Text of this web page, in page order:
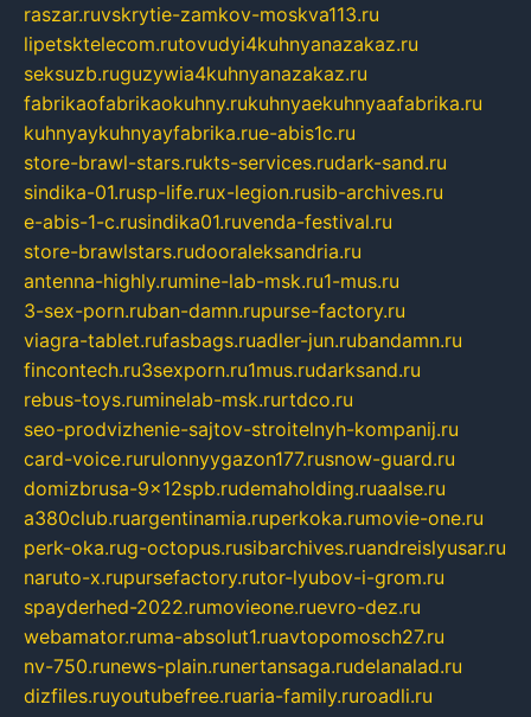
raszar.ruvskrytie-zamkov-moskva113.ru
lipetsktelecom.rutovudyi4kuhnyanazakaz.ru
seksuzb.ruguzywia4kuhnyanazakaz.ru
fabrikaofabrikaokuhny.rukuhnyaekuhnyaafabrika.ru
kuhnyaykuhnyayfabrika.rue-abis1c.ru
store-brawl-stars.rukts-services.rudark-sand.ru
sindika-01.rusp-life.rux-legion.rusib-archives.ru
e-abis-1-c.rusindika01.ruvenda-festival.ru
store-brawlstars.rudooraleksandria.ru
antenna-highly.rumine-lab-msk.ru1-mus.ru
3-sex-porn.ruban-damn.rupurse-factory.ru
viagra-tablet.rufasbags.ruadler-jun.rubandamn.ru
fincontech.ru3sexporn.ru1mus.rudarksand.ru
rebus-toys.ruminelab-msk.rurtdco.ru
seo-prodvizhenie-sajtov-stroitelnyh-kompanij.ru
card-voice.rurulonnyygazon177.rusnow-guard.ru
domizbrusa-9x12spb.rudemaholding.ruaalse.ru
a380club.ruargentinamia.ruperkoka.rumovie-one.ru
perk-oka.rug-octopus.rusibarchives.ruandreislyusar.ru
naruto-x.rupursefactory.rutor-lyubov-i-grom.ru
spayderhed-2022.rumovieone.ruevro-dez.ru
webamator.ruma-absolut1.ruavtopomosch27.ru
nv-750.runews-plain.runertansaga.rudelanalad.ru
dizfiles.ruyoutubefree.ruaria-family.ruroadli.ru